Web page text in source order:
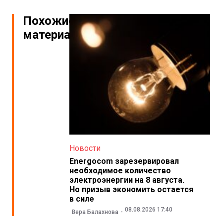
Похожие
материалы
Новости
Energocom зарезервировал
необходимое количество
электроэнергии на 8 августа.
Но призыв экономить остается
в силе
Вера Балахнова 08.08.2026 17:40